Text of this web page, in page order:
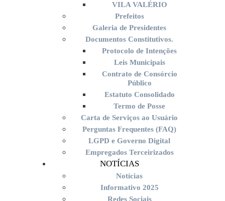
VILA VALÉRIO
Prefeitos
Galeria de Presidentes
Documentos Constitutivos.
Protocolo de Intenções
Leis Municipais
Contrato de Consórcio
Público
Estatuto Consolidado
Termo de Posse
Carta de Serviços ao Usuário
Perguntas Frequentes (FAQ)
LGPD e Governo Digital
Empregados Terceirizados
NOTÍCIAS
Notícias
Informativo 2025
Redes Sociais